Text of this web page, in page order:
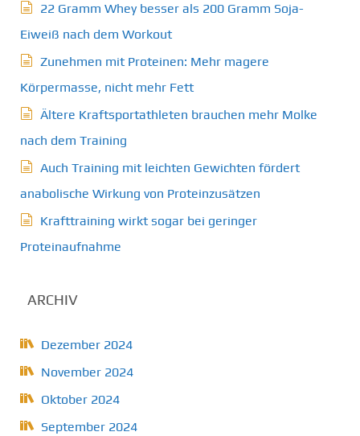
22 Gramm Whey besser als 200 Gramm Soja-
Eiweiß nach dem Workout
Zunehmen mit Proteinen: Mehr magere
Körpermasse, nicht mehr Fett
Ältere Kraftsportathleten brauchen mehr Molke
nach dem Training
Auch Training mit leichten Gewichten fördert
anabolische Wirkung von Proteinzusätzen
Krafttraining wirkt sogar bei geringer
Proteinaufnahme
ARCHIV
Dezember 2024
November 2024
Oktober 2024
September 2024